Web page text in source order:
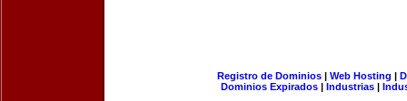
Registro de Dominios| Web Hosting |
Dominios Expirados | Industrias |